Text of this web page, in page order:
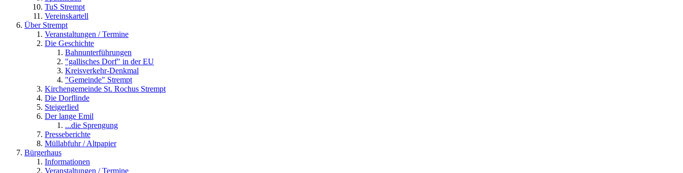
TuS Strempt
Vereinskartell
Über Strempt
Veranstaltungen / Termine
Die Geschichte
Bahnunterführungen
"gallisches Dorf" in der EU
Kreisverkehr-Denkmal
"Gemeinde" Strempt
Kirchengemeinde St. Rochus Strempt
Die Dorflinde
Steigerlied
Der lange Emil
...die Sprengung
Presseberichte
Müllabfuhr / Altpapier
Bürgerhaus
Informationen
Veranstaltungen / Termine